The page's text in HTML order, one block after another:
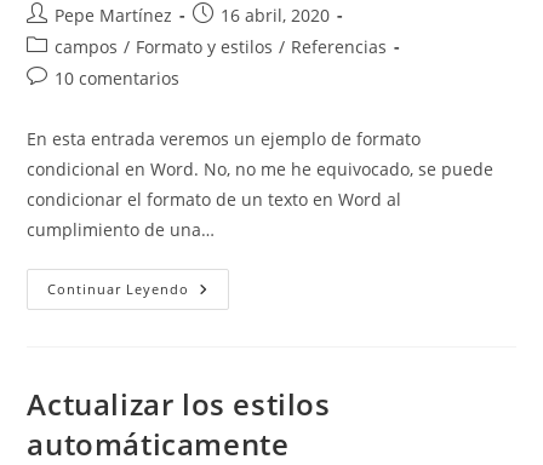
Final.
Autor
de
la
entrada:
Pepe Martínez
Publicación
de
16 abril, 2020
Categoría
de
campos / Formato y estilos / Referencias
Comentarios
la
entrada:
10 comentarios
En esta entrada veremos un ejemplo de formato
condicional en Word. No, no me he equivocado, se puede
condicionar el formato de un texto en Word al
cumplimiento de una…
Continuar Leyendo Formato
Condicional
Actualizar los estilos
automáticamente